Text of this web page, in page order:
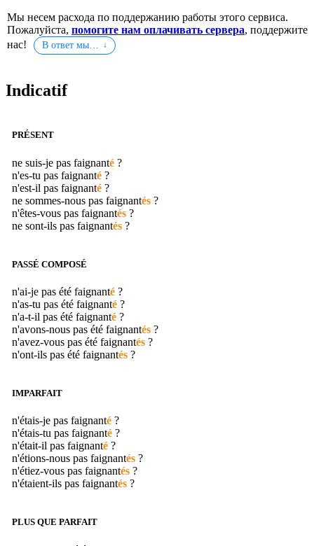
Мы несем расхода по поддержанию работы этого сервиса.
Пожалуйста, помогите нам оплачивать сервера, поддержите
нас!
В ответ мы…
Indicatif
PRÉSENT
ne suis-je pas faignanté ?
n'es-tu pas faignanté ?
n'est-il pas faignanté ?
ne sommes-nous pas faignantés ?
n'êtes-vous pas faignantés ?
ne sont-ils pas faignantés ?
PASSÉ COMPOSÉ
n'ai-je pas été faignanté ?
n'as-tu pas été faignanté ?
n'a-t-il pas été faignanté ?
n'avons-nous pas été faignantés ?
n'avez-vous pas été faignantés ?
n'ont-ils pas été faignantés ?
IMPARFAIT
n'étais-je pas faignanté ?
n'étais-tu pas faignanté ?
n'était-il pas faignanté ?
n'étions-nous pas faignantés ?
n'étiez-vous pas faignantés ?
n'étaient-ils pas faignantés ?
PLUS QUE PARFAIT